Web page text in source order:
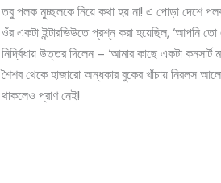
তবু পলক মুচ্ছলকে নিয়ে কথা হয় না! এ পোড়া দেশে
ওঁর একটা ইন্টারভিউতে প্রশ্ন করা হয়েছিল, ‘আপনি
নির্দ্বিধায় উত্তর দিলেন – ‘আমার কাছে একটা কনসার্ট
শৈশব থেকে হাজারো অন্ধকার বুকের খাঁচায় নিরলস
থাকলেও প্রাণ নেই!